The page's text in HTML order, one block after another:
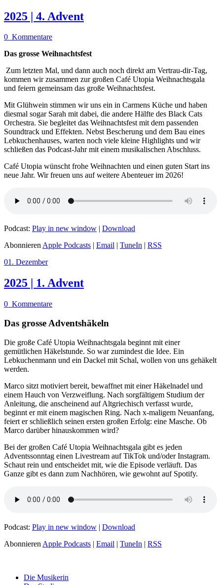
2025 | 4. Advent
0 Kommentare
Das grosse Weihnachtsfest
Zum letzten Mal, und dann auch noch direkt am Vertrau-dir-Tag,
kommen wir zusammen zur großen Café Utopia Weihnachtsgala
und feiern gemeinsam das große Weihnachtsfest.
Mit Glühwein stimmen wir uns ein in Carmens Küche und haben
diesmal sogar Sarah mit dabei, die andere Hälfte des Black Cats
Orchestra. Sie begleitet das Weihnachtsfest mit dem passenden
Soundtrack und Effekten. Nebst Bescherung und dem Bau eines
Lebkuchenhauses, warten noch viele kleine Highlights und wir
schließen das Podcast-Jahr mit einem musikalischen Abschluss.
Café Utopia wünscht frohe Weihnachten und einen guten Start ins
neue Jahr. Wir freuen uns auf weitere Abenteuer im 2026!
Podcast: Play in new window | Download
AbonnierenApple Podcasts | Email | TuneIn | RSS
01. Dezember
2025 | 1. Advent
0 Kommentare
Das grosse Adventshäkeln
Die große Café Utopia Weihnachtsgala beginnt mit einer
gemütlichen Häkelstunde. So war zumindest die Idee. Ein
Lebkuchenmann und ein Dackel mit Schal, wollen von uns gehäkelt
werden.
Marco sitzt motiviert bereit, bewaffnet mit einer Häkelnadel und
einem Hauch von Verzweiflung. Nach sorgfältigem Studium der
Anleitung, die anscheinend auf Altgriechisch verfasst wurde,
beginnt er mit einem magischen Ring. Nach x-maligem Neuanfang,
feiert er schließlich seinen ersten großen Erfolg: eine Masche. Ob
Marco darüber hinauskommen wird?
Bei der großen Café Utopia Weihnachtsgala gibt es jeden
Adventssonntag einen Livestream auf TikTok und/oder Instagram.
Schaut rein und entscheidet mit, wie die Episode verläuft. Das
Ganze gibt es dann zum Nachhören, wie gewohnt auf Spotify.
Podcast: Play in new window | Download
Abonnieren Apple Podcasts | Email | TuneIn | RSS
Die Musikerin